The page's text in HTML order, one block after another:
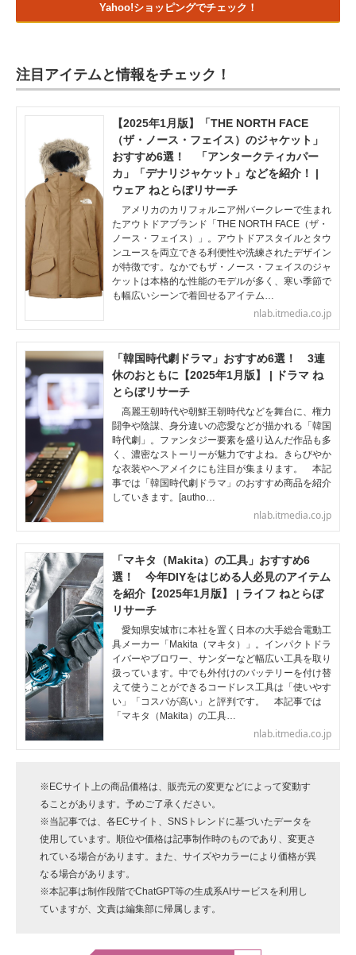
Yahoo!ショッピングでチェック！
注目アイテムと情報をチェック！
【2025年1月版】「THE NORTH FACE
（ザ・ノース・フェイス）のジャケット」
おすすめ6選！ 「アンタークティカパー
カ」「デナリジャケット」などを紹介！ |
ウェア ねとらぼリサーチ
アメリカのカリフォルニア州バークレーで生まれ
たアウトドアブランド「THE NORTH FACE（ザ・
ノース・フェイス）」。アウトドアスタイルとタウ
ンユースを両立できる利便性や洗練されたデザイン
が特徴です。なかでもザ・ノース・フェイスのジャ
ケットは本格的な性能のモデルが多く、寒い季節で
も幅広いシーンで着回せるアイテム…
nlab.itmedia.co.jp
「韓国時代劇ドラマ」おすすめ6選！ 3連
休のおともに【2025年1月版】 | ドラマ ね
とらぼリサーチ
高麗王朝時代や朝鮮王朝時代などを舞台に、権力
闘争や陰謀、身分違いの恋愛などが描かれる「韓国
時代劇」。ファンタジー要素を盛り込んだ作品も多
く、濃密なストーリーが魅力ですよね。きらびやか
な衣装やヘアメイクにも注目が集まります。 本記
事では「韓国時代劇ドラマ」のおすすめ商品を紹介
していきます。[autho…
nlab.itmedia.co.jp
「マキタ（Makita）の工具」おすすめ6
選！ 今年DIYをはじめる人必見のアイテム
を紹介【2025年1月版】 | ライフ ねとらぼ
リサーチ
愛知県安城市に本社を置く日本の大手総合電動工
具メーカー「Makita（マキタ）」。インパクトドラ
イバーやブロワー、サンダーなど幅広い工具を取り
扱っています。中でも外付けのバッテリーを付け替
えて使うことができるコードレス工具は「使いやす
い」「コスパが高い」と評判です。 本記事では
「マキタ（Makita）の工具…
nlab.itmedia.co.jp
※ECサイト上の商品価格は、販売元の変更などによって変動す
ることがあります。予めご了承ください。
※当記事では、各ECサイト、SNSトレンドに基づいたデータを
使用しています。順位や価格は記事制作時のものであり、変更さ
れている場合があります。また、サイズやカラーにより価格が異
なる場合があります。
※本記事は制作段階でChatGPT等の生成系AIサービスを利用し
ていますが、文責は編集部に帰属します。